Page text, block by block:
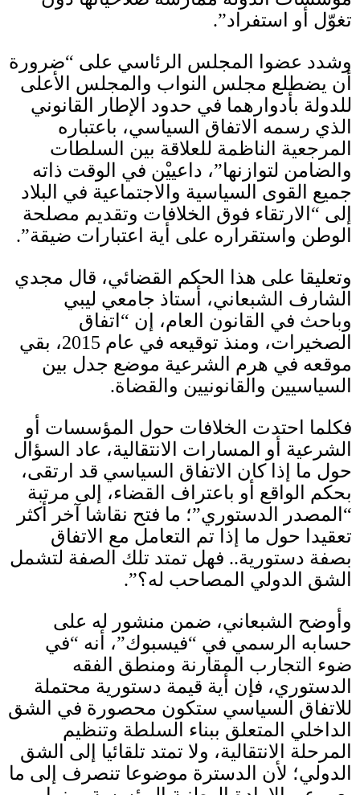
تغوّل أو استفراد”.
وشدد عضوا المجلس الرئاسي على “ضرورة
أن يضطلع مجلس النواب والمجلس الأعلى
للدولة بأدوارهما في حدود الإطار القانوني
الذي رسمه الاتفاق السياسي، باعتباره
المرجعية الناظمة للعلاقة بين السلطات
والضامن لتوازنها”، داعييْن في الوقت ذاته
جميع القوى السياسية والاجتماعية في البلاد
إلى “الارتقاء فوق الخلافات وتقديم مصلحة
الوطن واستقراره على أية اعتبارات ضيقة”.
وتعليقا على هذا الحكم القضائي، قال مجدي
الشارف الشبعاني، أستاذ جامعي ليبي
وباحث في القانون العام، إن “اتفاق
الصخيرات، ومنذ توقيعه في عام 2015، بقي
موقعه في هرم الشرعية موضع جدل بين
السياسيين والقانونيين والقضاة.
فكلما احتدت الخلافات حول المؤسسات أو
الشرعية أو المسارات الانتقالية، عاد السؤال
حول ما إذا كان الاتفاق السياسي قد ارتقى،
بحكم الواقع أو باعتراف القضاء، إلى مرتبة
“المصدر الدستوري”؛ ما فتح نقاشا آخر أكثر
تعقيدا حول ما إذا تم التعامل مع الاتفاق
بصفة دستورية.. فهل تمتد تلك الصفة لتشمل
الشق الدولي المصاحب له؟”.
وأوضح الشبعاني، ضمن منشور له على
حسابه الرسمي في “فيسبوك”، أنه “في
ضوء التجارب المقارنة ومنطق الفقه
الدستوري، فإن أية قيمة دستورية محتملة
للاتفاق السياسي ستكون محصورة في الشق
الداخلي المتعلق ببناء السلطة وتنظيم
المرحلة الانتقالية، ولا تمتد تلقائيا إلى الشق
الدولي؛ لأن الدسترة موضوعا تنصرف إلى ما